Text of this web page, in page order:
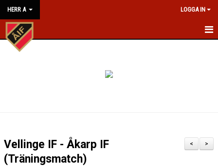
HERR A LOGGA IN
HEM
BILDGALLERI
>
<
Vellinge IF - Åkarp IF
(Träningsmatch)